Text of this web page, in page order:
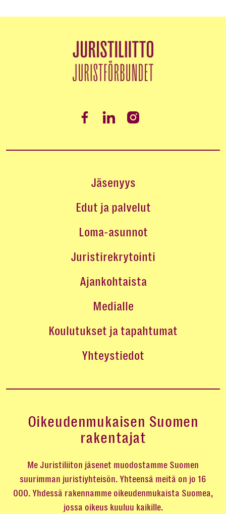
Jäsenyys
Edut ja palvelut
Loma-asunnot
Juristirekrytointi
Ajankohtaista
Medialle
Koulutukset ja tapahtumat
Yhteystiedot
Oikeudenmukaisen Suomen
rakentajat
Me Juristiliiton jäsenet muodostamme Suomen
suurimman juristiyhteisön. Yhteensä meitä on jo 16
000. Yhdessä rakennamme oikeudenmukaista Suomea,
jossa oikeus kuuluu kaikille.